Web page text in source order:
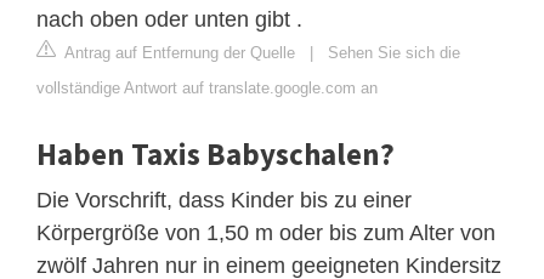
nach oben oder unten gibt .
Antrag auf Entfernung der Quelle | Sehen Sie sich die
vollständige Antwort auf translate.google.com an
Haben Taxis Babyschalen?
Die Vorschrift, dass Kinder bis zu einer
Körpergröße von 1,50 m oder bis zum Alter von
zwölf Jahren nur in einem geeigneten Kindersitz